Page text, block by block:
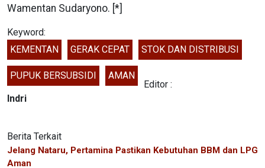
Wamentan Sudaryono. [*]
Keyword:
KEMENTAN
GERAK CEPAT STOK DAN DISTRIBUSI
PUPUK BERSUBSIDI AMAN
Editor :
Indri
Berita Terkait
Jelang Nataru, Pertamina Pastikan Kebutuhan BBM dan LPG
Aman